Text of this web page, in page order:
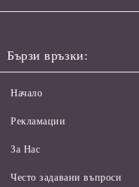
Бързи връзки:
Начало
Рекламации
За Нас
Често задавани въпроси